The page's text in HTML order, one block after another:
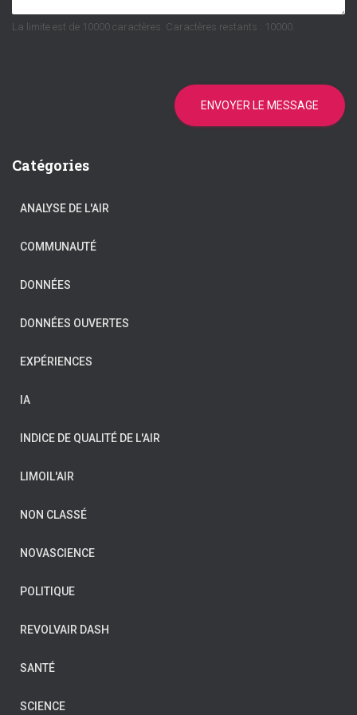
La limite est de 10000 caractères. Caractères restants : 10000.
ENVOYER LE MESSAGE
Catégories
ANALYSE DE L'AIR
COMMUNAUTÉ
DONNÉES
DONNÉES OUVERTES
EXPÉRIENCES
IA
INDICE DE QUALITÉ DE L'AIR
LIMOIL'AIR
NON CLASSÉ
NOVASCIENCE
POLITIQUE
REVOLVAIR DASH
SANTÉ
SCIENCE